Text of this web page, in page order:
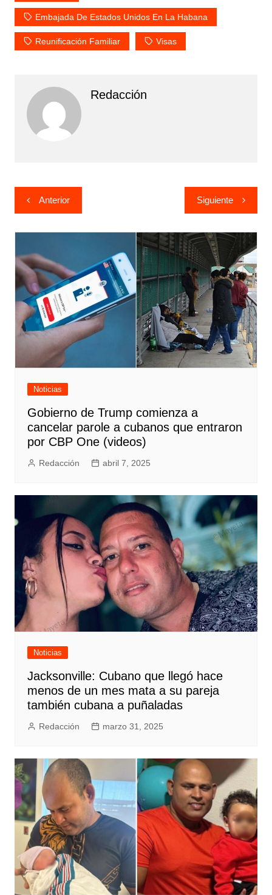
Embajada De Estados Unidos En La Habana
Reunificación Familiar Visas
Redacción
Navegación
de
entradas
Anterior Siguiente
Noticias
Gobierno de Trump comienza a
cancelar parole a cubanos que entraron
por CBP One (videos)
Redacción abril 7, 2025
Noticias
Jacksonville: Cubano que llegó hace
menos de un mes mata a su pareja
también cubana a puñaladas
Redacción marzo 31, 2025